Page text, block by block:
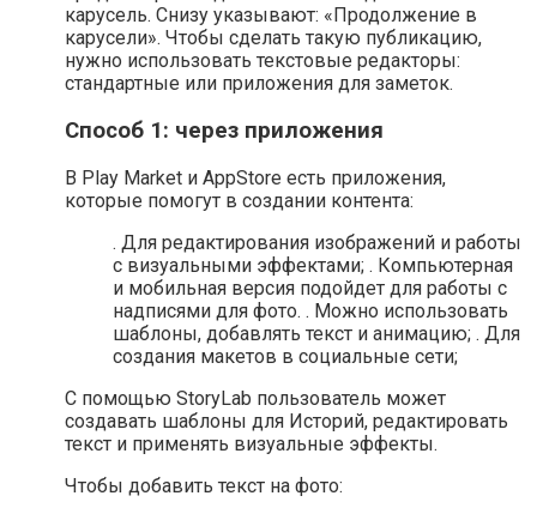
карусель. Снизу указывают: «Продолжение в
карусели». Чтобы сделать такую публикацию,
нужно использовать текстовые редакторы:
стандартные или приложения для заметок.
Способ 1: через приложения
В Play Market и AppStore есть приложения,
которые помогут в создании контента:
. Для редактирования изображений и работы
с визуальными эффектами; . Компьютерная
и мобильная версия подойдет для работы с
надписями для фото. . Можно использовать
шаблоны, добавлять текст и анимацию; . Для
создания макетов в социальные сети;
С помощью StoryLab пользователь может
создавать шаблоны для Историй, редактировать
текст и применять визуальные эффекты.
Чтобы добавить текст на фото: